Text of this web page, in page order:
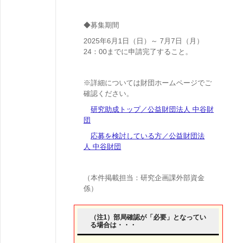
◆募集期間
2025年6月1日（日）～ 7月7日（月）
24：00までに申請完了すること。
※詳細については財団ホームページでご
確認ください。
研究助成トップ／公益財団法人 中谷財
団
応募を検討している方／公益財団法
人 中谷財団
（本件掲載担当：研究企画課外部資金
係）
（注1）部局確認が「必要」となってい
る場合は・・・